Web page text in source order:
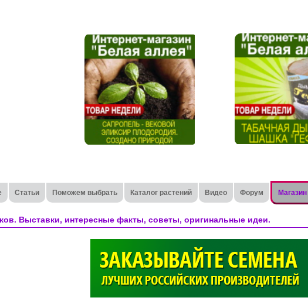
Статьи Поможем выбрать Каталог растений Видео Форум Магазин
Выставки, интересные факты, советы, оригинальные идеи.